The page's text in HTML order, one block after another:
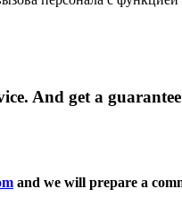
And get a guarantee
and we will prepare a